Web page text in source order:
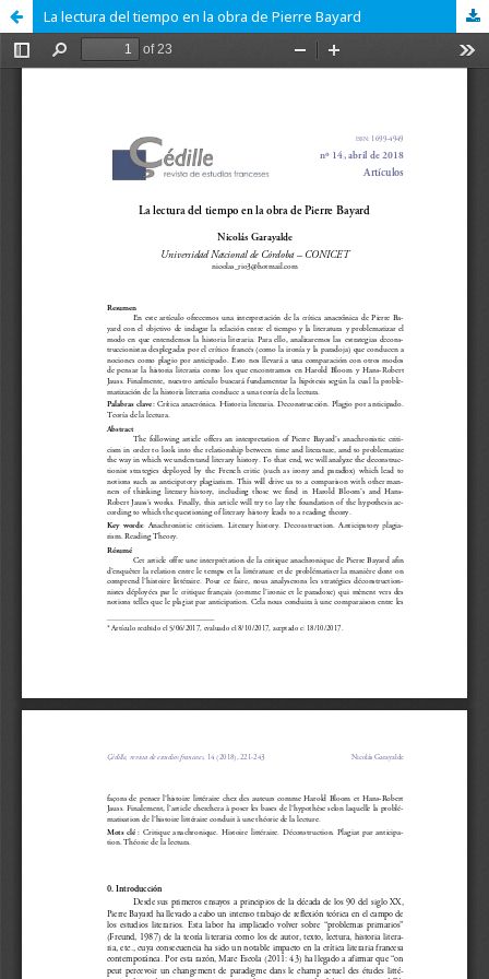
La lectura del tiempo en la obra de Pierre Bayard